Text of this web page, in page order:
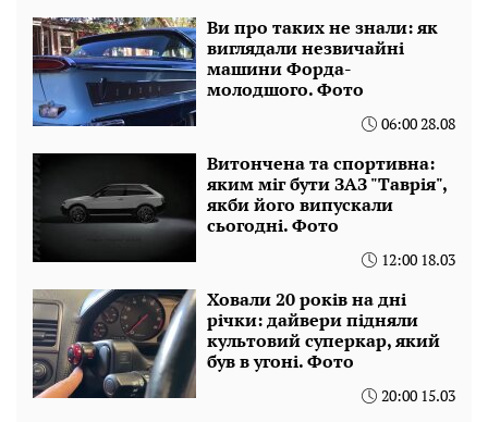
Ви про таких не знали: як
виглядали незвичайні
машини Форда-
молодшого. Фото
06:00 28.08
Витончена та спортивна:
яким міг бути ЗАЗ "Таврія",
якби його випускали
сьогодні. Фото
12:00 18.03
Ховали 20 років на дні
річки: дайвери підняли
культовий суперкар, який
був в угоні. Фото
20:00 15.03